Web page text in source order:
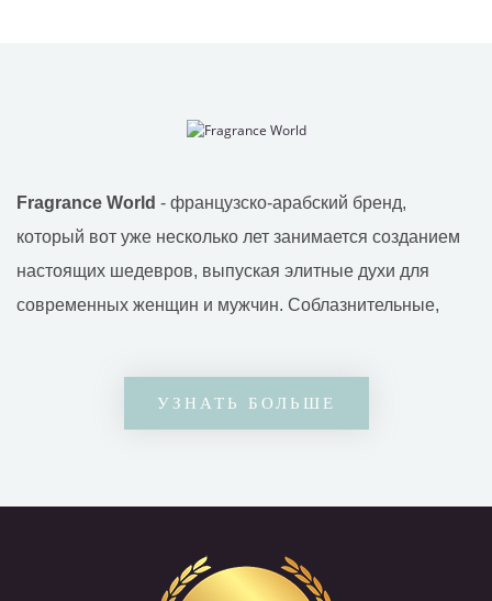
Fragrance World - французско-арабский бренд,
который вот уже несколько лет занимается созданием
настоящих шедевров, выпуская элитные духи для
современных женщин и мужчин. Соблазнительные,
пленительными восточными мотивами, в них
содержится огромное количество природных арома
целого дня. Глубокие по содержанию парфюмы играют
раскрываются на коже за счет концентрата
УЗНАТЬ БОЛЬШЕ